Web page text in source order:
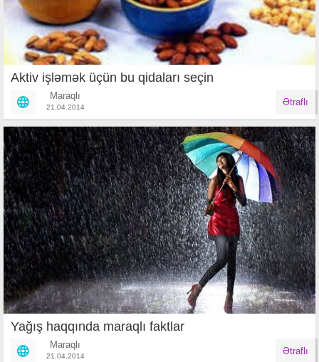
Aktiv işləmək üçün bu qidaları seçin
Maraqlı
21.04.2014 Ətraflı
Yağış haqqında maraqlı faktlar
Maraqlı
21.04.2014 Ətraflı